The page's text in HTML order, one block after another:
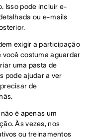
Isso pode incluir e-
ou e-mails
exigir a participação
você costuma aguardar
uma pasta de
pode ajudar a ver
de
é apenas um
Às vezes, nos
ou treinamentos